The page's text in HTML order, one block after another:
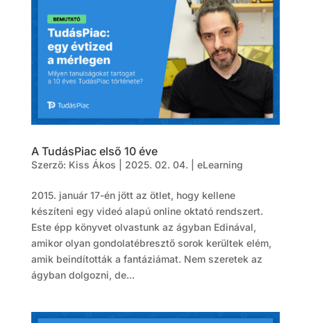
A TudásPiac első 10 éve
Szerző: Kiss Ákos 2025. 02. 04. eLearning
2015. január 17-én jött az ötlet, hogy kellene
készíteni egy videó alapú online oktató rendszert.
Este épp könyvet olvastunk az ágyban Edinával,
amikor olyan gondolatébresztő sorok kerültek elém,
amik beindították a fantáziámat. Nem szeretek az
ágyban dolgozni, de...